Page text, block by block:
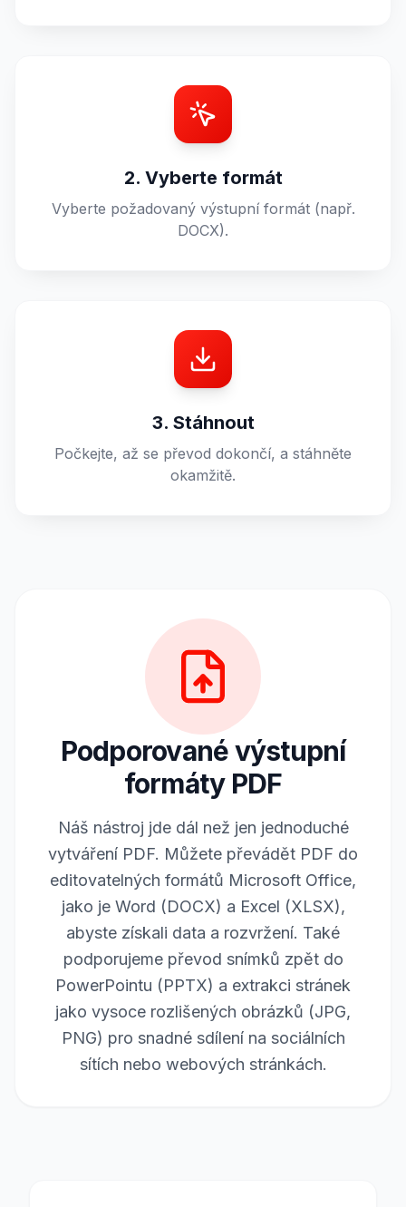
2. Vyberte formát
Vyberte požadovaný výstupní formát (např.
DOCX).
3. Stáhnout
Počkejte, až se převod dokončí, a stáhněte
okamžitě.
Podporované výstupní
formáty PDF
Náš nástroj jde dál než jen jednoduché
vytváření PDF. Můžete převádět PDF do
editovatelných formátů Microsoft Office,
jako je Word (DOCX) a Excel (XLSX),
abyste získali data a rozvržení. Také
podporujeme převod snímků zpět do
PowerPointu (PPTX) a extrakci stránek
jako vysoce rozlišených obrázků (JPG,
PNG) pro snadné sdílení na sociálních
sítích nebo webových stránkách.